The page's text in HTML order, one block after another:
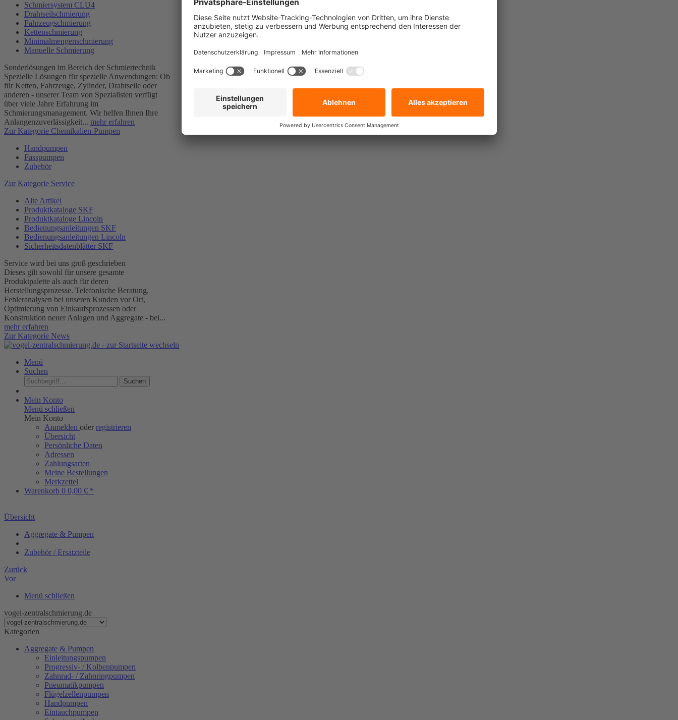
Schmiersystem CLU4
Drahtseilschmierung
Fahrzeugschmierung
Kettenschmierung
Minimalmengenschmierung
Manuelle Schmierung
Sonderlösungen im Bereich der Schmiertechnik
Spezielle Lösungen für spezielle Anwendungen: Ob
für Ketten, Fahrzeuge, Zylinder, Drahtseile oder
anderen - unserer Team von Spezialisten verfügt
über viele Jahre Erfahrung im
Schmierungsmanagement. Wir helfen Ihnen Ihre
Anlangenzuverlässigkeit... mehr erfahren
Zur Kategorie Chemikalien-Pumpen
Handpumpen
Fasspumpen
Zubehör
Zur Kategorie Service
Alte Artikel
Produktkataloge SKF
Produktkataloge Lincoln
Bedienungsanleitungen SKF
Bedienungsanleitungen Lincoln
Sicherheitsdatenblätter SKF
Service wird bei uns groß geschrieben
Dieses gilt sowohl für unsere gesamte
Produktpalette als auch für deren
Herstellungsprozesse. Telefonische Beratung,
Fehleranalysen bei unseren Kunden vor Ort,
Optimierung von Einkaufsprozessen oder
Konstruktion neuer Anlagen und Aggregate - bei...
mehr erfahren
Zur Kategorie News
Menü
Suchen
Suchen
Mein Konto
Menü schließen
Mein Konto
Anmelden oder registrieren
Übersicht
Persönliche Daten
Adressen
Zahlungsarten
Meine Bestellungen
Merkzettel
Warenkorb 0 0,00 € *
Übersicht
Aggregate & Pumpen
Zubehör / Ersatzteile
Zurück
Vor
Menü schließen
vogel-zentralschmierung.de
Kategorien
Aggregate & Pumpen
Einleitungspumpen
Progressiv- / Kolbenpumpen
Zahnrad- / Zahnringpumpen
Pneumatikpumpen
Flügelzellenpumpen
Handpumpen
Eintauchpumpen